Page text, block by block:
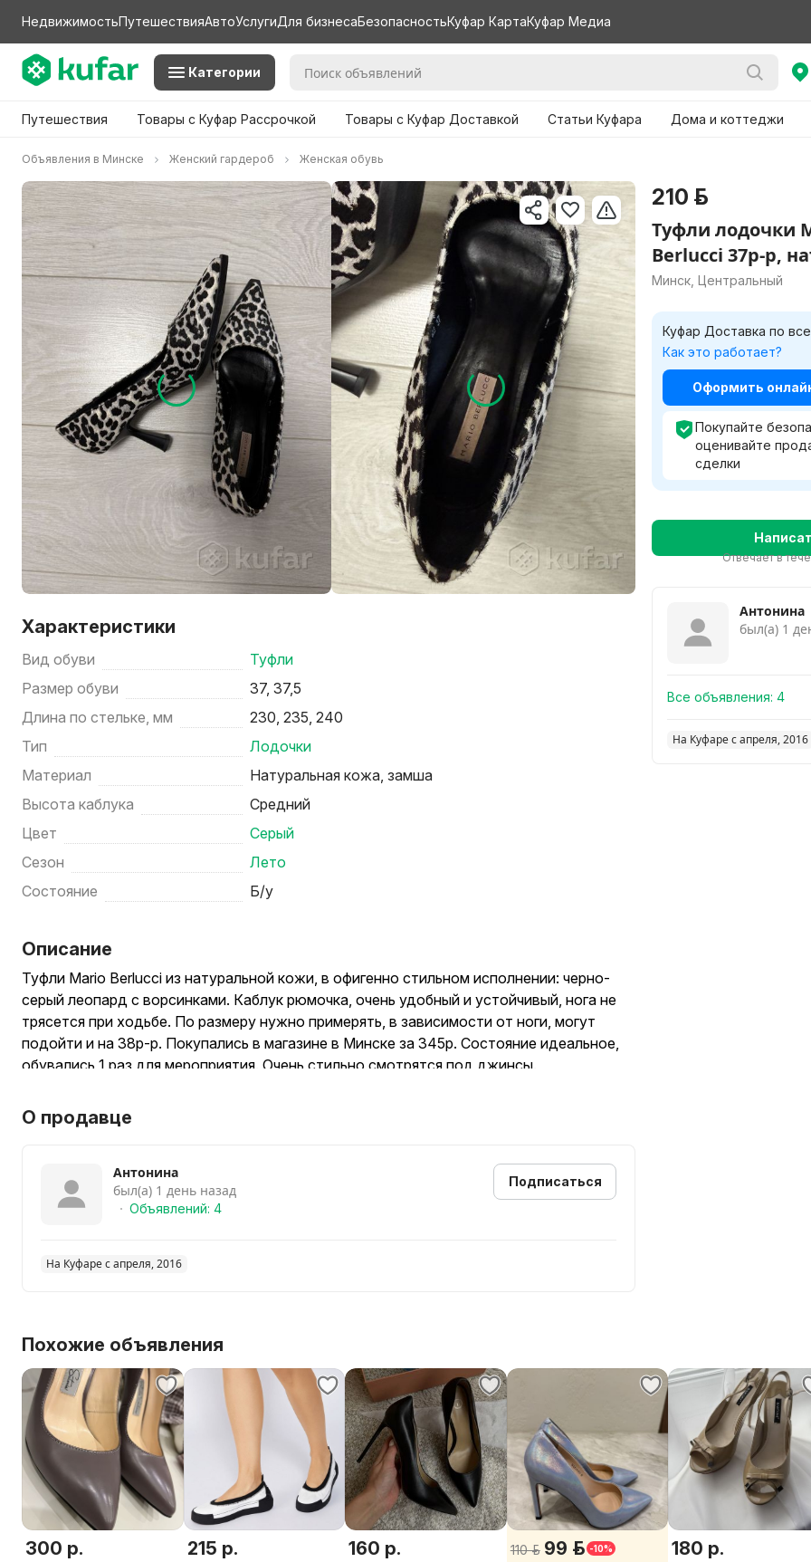
НедвижимостьПутешествияАвтоУслугиДля бизнесаБезопасностьКуфар КартаКуфар Медиа
Категории
Путешествия Товары с Куфар Рассрочкой Товары с Куфар Доставкой Статьи Куфара Дома и коттеджи
Объявления в Минске Женский гардероб Женская обувь
Характеристики
Вид обуви
Туфли
Размер обуви
37, 37,5
Длина по стельке, мм
230, 235, 240
Тип
Лодочки
Материал
Натуральная кожа, замша
Высота каблука
Средний
Цвет
Серый
Сезон
Лето
Состояние
Б/у
Описание
Туфли Mario Berlucci из натуральной кожи, в офигенно стильном исполнении: черно-
серый леопард с ворсинками. Каблук рюмочка, очень удобный и устойчивый, нога не
трясется при ходьбе. По размеру нужно примерять, в зависимости от ноги, могут
подойти и на 38р-р. Покупались в магазине в Минске за 345р. Состояние идеальное,
обувались 1 раз для мероприятия. Очень стильно смотрятся под джинсы.
О продавце
Антонина
был(а) 1 день назад
Объявлений: 4
Подписаться
На Куфаре с апреля, 2016
Похожие объявления
300 р. 215 р. 160 р. 110 р. 99 р. -10% 180 р.
210 р.
Туфли лодочки
Berlucci 37р-р,
Минск, Центральный
Куфар Доставка по
Как это работает?
Оформить
Покупайте
оценивайте
сделки
Отвечает в
Антонина
был(а) 1
Все объявления: 4
На Куфаре с апреля, 2016